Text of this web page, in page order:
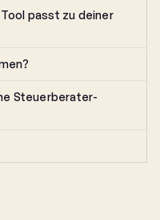
passt zu deiner
Steuerberater-